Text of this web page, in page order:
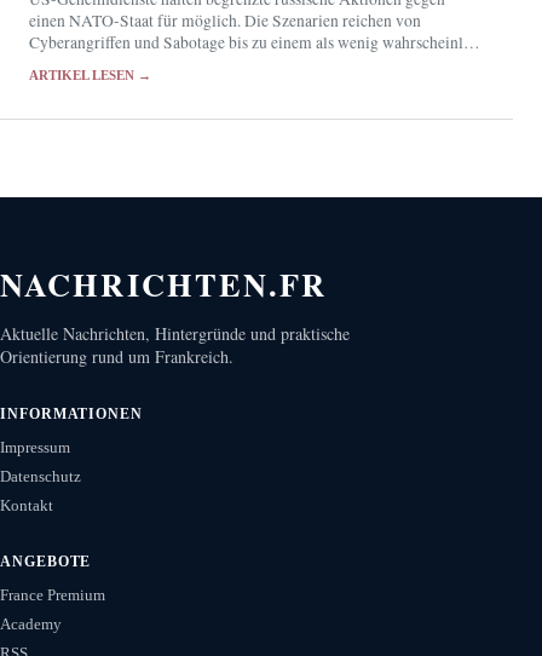
einen NATO-Staat für möglich. Die Szenarien reichen von
Cyberangriffen und Sabotage bis zu einem als wenig wahrscheinlich
ARTIKEL LESEN →
NACHRICHTEN.FR
Aktuelle Nachrichten, Hintergründe und praktische
Orientierung rund um Frankreich.
INFORMATIONEN
Impressum
Datenschutz
Kontakt
ANGEBOTE
France Premium
Academy